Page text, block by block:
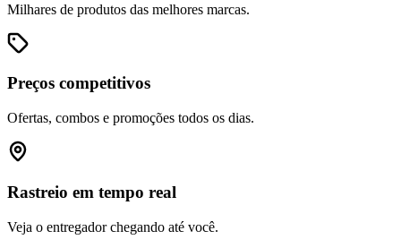
Milhares de produtos das melhores marcas.
Preços competitivos
Ofertas, combos e promoções todos os dias.
Rastreio em tempo real
Veja o entregador chegando até você.